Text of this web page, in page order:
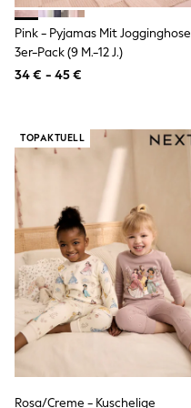
Sandals & Sliders
Rash Vests
Sun Safe Swimwear
Sun Hats & Caps
Denim Jackets
Shackets
Gilets
Fleeces
Teddy Borg
Puffers
Snowsuits
All Footwear
New In
Boots
Half Sizes
Slippers
Trainers
Wellies
Shoes
Pink - Pyjamas Mit Jogginghose
3er-Pack (9 M.-12 J.)
34 € - 45 €
TOPAKTUELL
Rosa/Creme - Kuschelige